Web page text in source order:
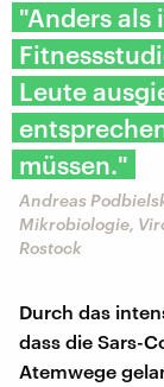
"Anders als
Leute
müssen."
Andreas
Mikrobiologie,
Rostock
Durch das
dass die Sars-
Atemwege